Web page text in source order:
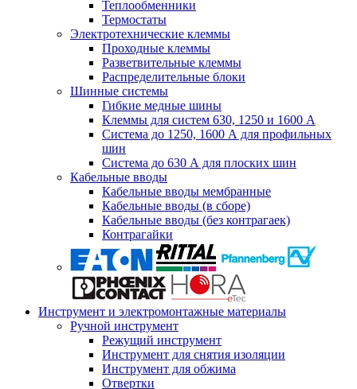
Теплообменники
Термостаты
Электротехнические клеммы
Проходные клеммы
Разветвительные клеммы
Распределительные блоки
Шинные системы
Гибкие медные шины
Клеммы для систем 630, 1250 и 1600 А
Система до 1250, 1600 А для профильных
шин
Система до 630 А для плоских шин
Кабельные вводы
Кабельные вводы мембранные
Кабельные вводы (в сборе)
Кабельные вводы (без контрагаек)
Контрагайки
Инструмент и электромонтажные материалы
Ручной инструмент
Режущий инструмент
Инструмент для снятия изоляции
Инструмент для обжима
Отвертки